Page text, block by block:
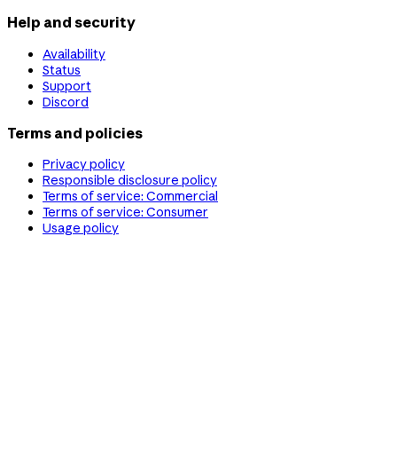
Help and security
Availability
Status
Support
Discord
Terms and policies
Privacy policy
Responsible disclosure policy
Terms of service: Commercial
Terms of service: Consumer
Usage policy